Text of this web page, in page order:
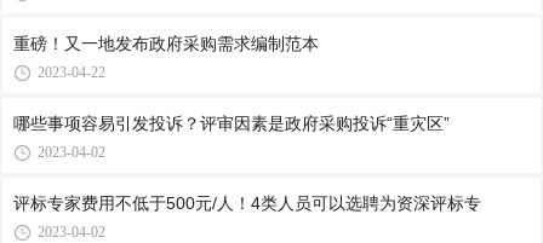
重磅！又一地发布政府采购需求编制范本
2023-04-22
哪些事项容易引发投诉？评审因素是政府采购投诉“重灾区”
2023-04-02
评标专家费用不低于500元/人！4类人员可以选聘为资深评标专
2023-04-02